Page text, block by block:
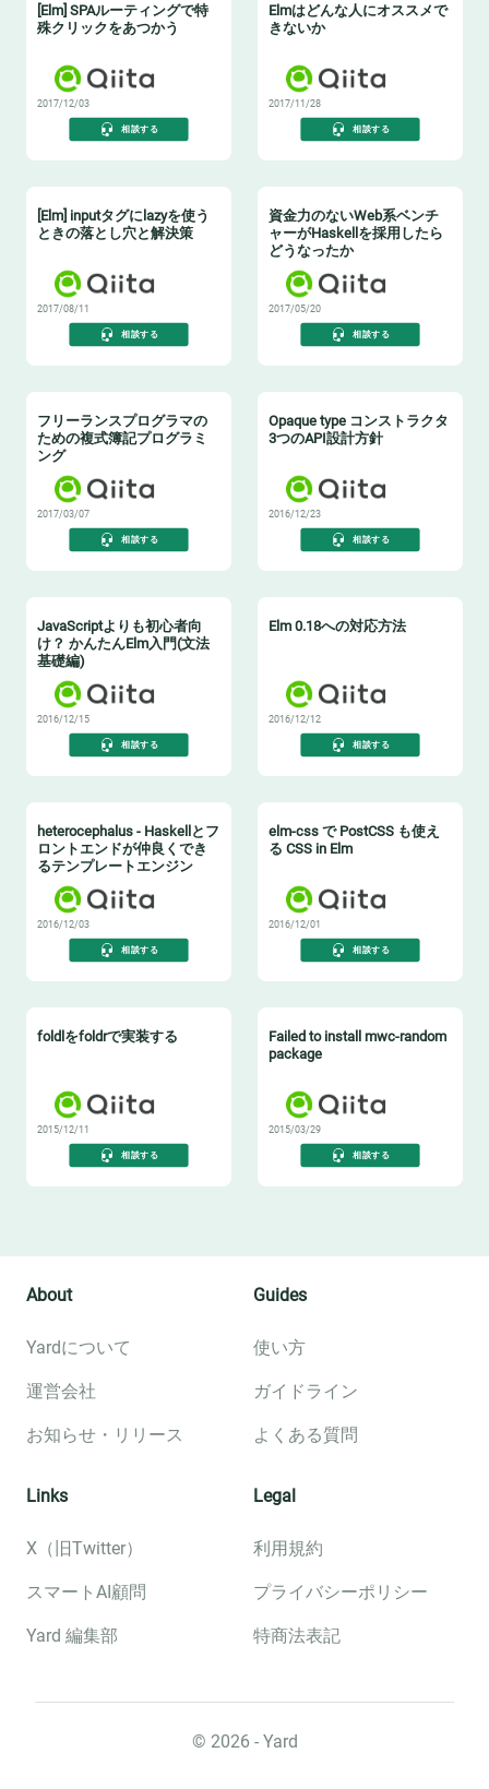
[Elm] SPAルーティングで特
殊クリックをあつかう
2017/12/03
相談する
Elmはどんな人にオススメで
きないか
2017/11/28
相談する
[Elm] inputタグにlazyを使う
ときの落とし穴と解決策
2017/08/11
相談する
資金力のないWeb系ベンチ
ャーがHaskellを採用したら
どうなったか
2017/05/20
相談する
フリーランスプログラマの
ための複式簿記プログラミ
ング
2017/03/07
相談する
Opaque type コンストラクタ
3つのAPI設計方針
2016/12/23
相談する
JavaScriptよりも初心者向
け？ かんたんElm入門(文法
基礎編)
2016/12/15
相談する
Elm 0.18への対応方法
2016/12/12
相談する
heterocephalus - Haskellとフ
ロントエンドが仲良くでき
るテンプレートエンジン
2016/12/03
相談する
elm-css で PostCSS も使え
る CSS in Elm
2016/12/01
相談する
foldlをfoldrで実装する
2015/12/11
相談する
Failed to install mwc-random
package
2015/03/29
相談する
About
Yardについて
運営会社
お知らせ・リリース
Guides
使い方
ガイドライン
よくある質問
Links
X（旧Twitter）
スマートAI顧問
Yard 編集部
Legal
利用規約
プライバシーポリシー
特商法表記
©︎ 2026 - Yard